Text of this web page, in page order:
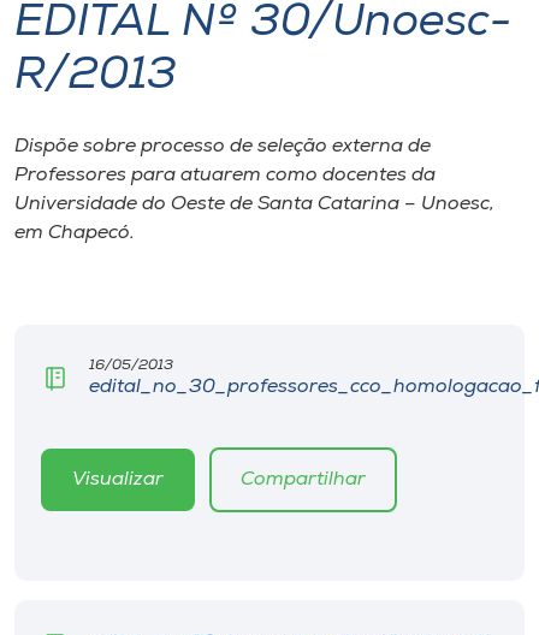
Internacionalização
I.nova
Diplomados
Cultura
Biblioteca
Editora
Rádio
EDITAL Nº 30/Unoesc-
R/2013
Dispõe sobre processo de seleção externa de
Professores para atuarem como docentes da
Universidade do Oeste de Santa Catarina – Unoesc,
em Chapecó.
16/05/2013
Visualizar Compartilhar